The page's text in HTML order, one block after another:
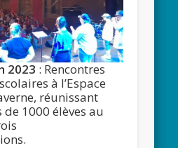
2023 : Rencontres
à l’Espace
réunissant
1000 élèves au